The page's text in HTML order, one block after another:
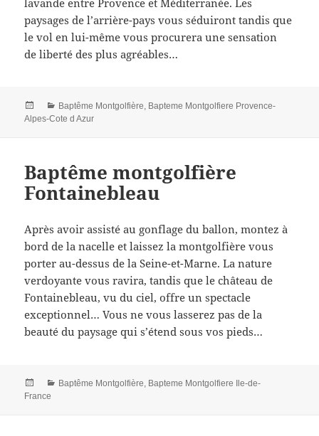
paysages de l’arrière-pays vous séduiront tandis que
le vol en lui-même vous procurera une sensation
de liberté des plus agréables…
Posted
on
Categories
Baptême Montgolfière Bapteme Montgolfiere Provence-
Alpes-Cote d Azur
Baptême montgolfière
Fontainebleau
Après avoir assisté au gonflage du ballon, montez à
bord de la nacelle et laissez la montgolfière vous
porter au-dessus de la Seine-et-Marne. La nature
verdoyante vous ravira, tandis que le château de
Fontainebleau, vu du ciel, offre un spectacle
exceptionnel… Vous ne vous lasserez pas de la
beauté du paysage qui s’étend sous vos pieds…
Posted
on
Categories
Baptême Montgolfière, Bapteme Montgolfiere Ile-de-
France